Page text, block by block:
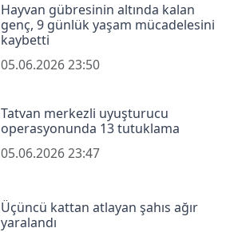
Hayvan gübresinin altında kalan
genç, 9 günlük yaşam mücadelesini
kaybetti
05.06.2026 23:50
Tatvan merkezli uyuşturucu
operasyonunda 13 tutuklama
05.06.2026 23:47
Üçüncü kattan atlayan şahıs ağır
yaralandı